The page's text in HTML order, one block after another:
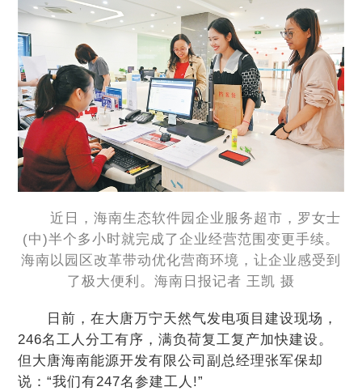
近日，海南生态软件园企业服务超市，罗女士
(中)半个多小时就完成了企业经营范围变更手续。
海南以园区改革带动优化营商环境，让企业感受到
了极大便利。海南日报记者 王凯 摄
日前，在大唐万宁天然气发电项目建设现场，
246名工人分工有序，满负荷复工复产加快建设。
但大唐海南能源开发有限公司副总经理张军保却
说：“我们有247名参建工人!”